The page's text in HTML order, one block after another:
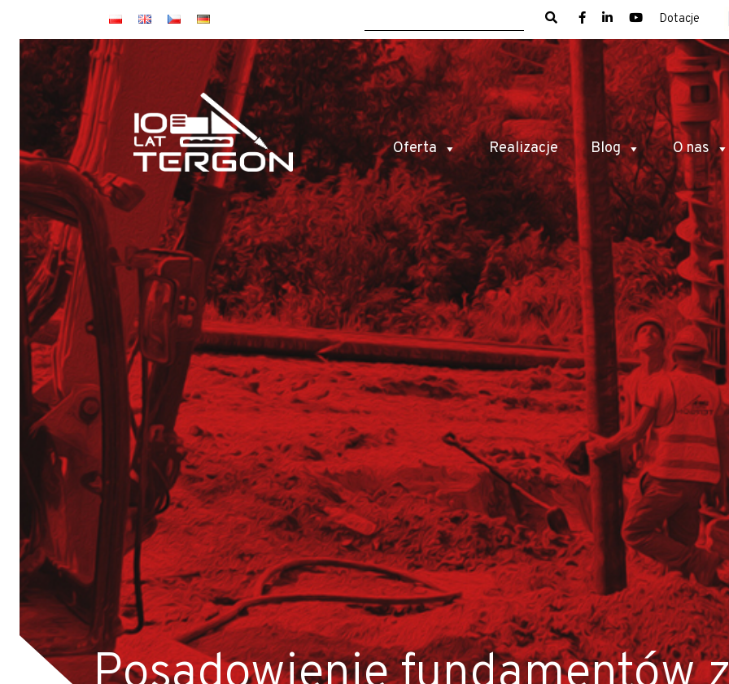
Dotacje
Oferta Realizacje Blog O nas
Baza TERGON w dniu 14 lipca 2026
Wynajem maszyn
Jubileusz: 20-lecie KONKRET i 10-lecie TERGON
Operator Wiertnicy – Kotwiarki (K/M)
Galeria z otwarcia Bazy Sprzętu TERGON
Nasz najnowszy folder
Strona główna
Aktualności
Dotacje
Główna-old
Kariera
Młodszy mechanik / Serwisant maszyn budowlanych (K/M)
Młodszy specjalista ds. bazy sprzętowej (K/M)